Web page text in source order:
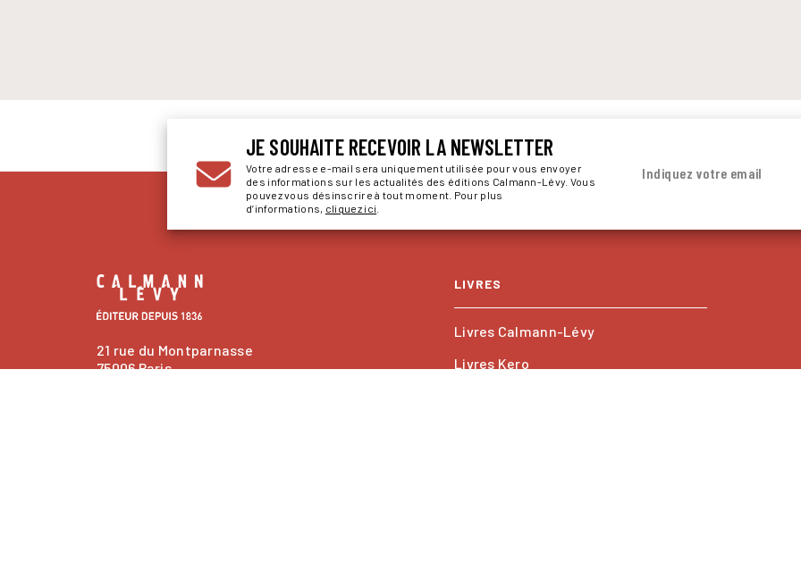
JE SOUHAITE RECEVOIR LA NEWSLETTER
Votre adresse e-mail sera uniquement utilisée pour vous envoyer
des informations sur les actualités des éditions Calmann-Lévy. Vous
pouvez vous désinscrire à tout moment. Pour plus
d’informations, cliquez ici
Indiquez votre email
21 rue du Montparnasse
75006 Paris
LIVRES
Livres Calmann-Lévy
Livres Kero